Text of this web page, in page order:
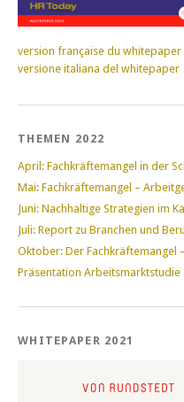
version française du whitepaper
versione italiana del whitepaper
THEMEN 2022
April: Fachkräftemangel in der
Mai: Fachkräftemangel –
Juni: Nachhaltige Strategien im
Juli: Report zu Branchen und
Oktober: Der Fachkräftemangel
Präsentation Arbeitsmarktstudie
WHITEPAPER 2021